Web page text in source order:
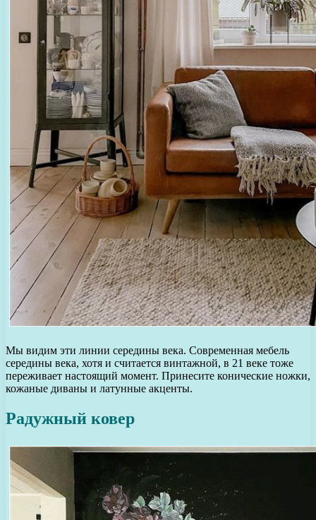
Мы видим эти линии середины века. Современная мебель
середины века, хотя и считается винтажной, в 21 веке тоже
переживает настоящий момент. Принесите конические ножки,
кожаные диваны и латунные акценты.
Радужный ковер